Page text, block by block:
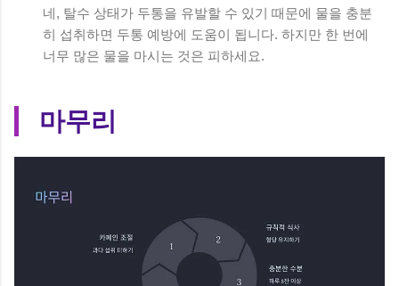
네, 탈수 상태가 두통을 유발할 수 있기 때문에 물을 충분
히 섭취하면 두통 예방에 도움이 됩니다. 하지만 한 번에
너무 많은 물을 마시는 것은 피하세요.
마무리